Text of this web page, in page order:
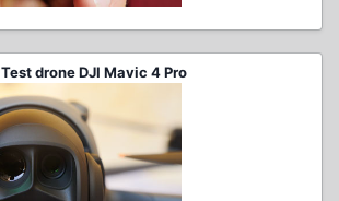
Test drone DJI Mavic 4 Pro